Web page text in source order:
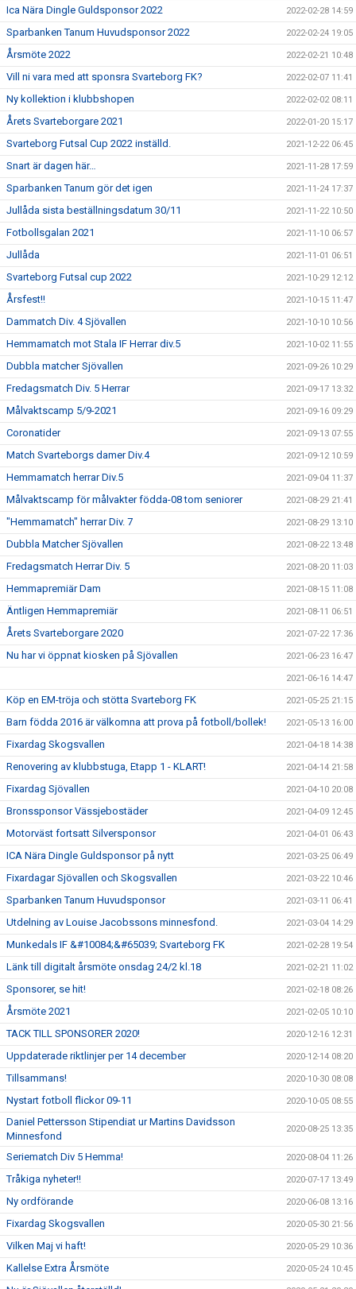
Ica Nära Dingle Guldsponsor 2022 2022-02-28 14:59
Sparbanken Tanum Huvudsponsor 2022 2022-02-24 19:05
Årsmöte 2022 2022-02-21 10:48
Vill ni vara med att sponsra Svarteborg FK? 2022-02-07 11:41
Ny kollektion i klubbshopen 2022-02-02 08:11
Årets Svarteborgare 2021 2022-01-20 15:17
Svarteborg Futsal Cup 2022 inställd. 2021-12-22 06:45
Snart är dagen här… 2021-11-28 17:59
Sparbanken Tanum gör det igen 2021-11-24 17:37
Jullåda sista beställningsdatum 30/11 2021-11-22 10:50
Fotbollsgalan 2021 2021-11-10 06:57
Jullåda 2021-11-01 06:51
Svarteborg Futsal cup 2022 2021-10-29 12:12
Årsfest!! 2021-10-15 11:47
Dammatch Div. 4 Sjövallen 2021-10-10 10:56
Hemmamatch mot Stala IF Herrar div.5 2021-10-02 11:55
Dubbla matcher Sjövallen 2021-09-26 10:29
Fredagsmatch Div. 5 Herrar 2021-09-17 13:32
Målvaktscamp 5/9-2021 2021-09-16 09:29
Coronatider 2021-09-13 07:55
Match Svarteborgs damer Div.4 2021-09-12 10:59
Hemmamatch herrar Div.5 2021-09-04 11:37
Målvaktscamp för målvakter födda-08 tom seniorer 2021-08-29 21:41
"Hemmamatch" herrar Div. 7 2021-08-29 13:10
Dubbla Matcher Sjövallen 2021-08-22 13:48
Fredagsmatch Herrar Div. 5 2021-08-20 11:03
Hemmapremiär Dam 2021-08-15 11:08
Äntligen Hemmapremiär 2021-08-11 06:51
Årets Svarteborgare 2020 2021-07-22 17:36
Nu har vi öppnat kiosken på Sjövallen 2021-06-23 16:47
2021-06-16 14:47
Köp en EM-tröja och stötta Svarteborg FK 2021-05-25 21:15
Barn födda 2016 är välkomna att prova på fotboll/bollek! 2021-05-13 16:00
Fixardag Skogsvallen 2021-04-18 14:38
Renovering av klubbstuga, Etapp 1 - KLART! 2021-04-14 21:58
Fixardag Sjövallen 2021-04-10 20:08
Bronssponsor Vässjebostäder 2021-04-09 12:45
Motorväst fortsatt Silversponsor 2021-04-01 06:43
ICA Nära Dingle Guldsponsor på nytt 2021-03-25 06:49
Fixardagar Sjövallen och Skogsvallen 2021-03-22 10:46
Sparbanken Tanum Huvudsponsor 2021-03-11 06:41
Utdelning av Louise Jacobssons minnesfond. 2021-03-04 14:29
Munkedals IF &#10084;&#65039; Svarteborg FK 2021-02-28 19:54
Länk till digitalt årsmöte onsdag 24/2 kl.18 2021-02-21 11:02
Sponsorer, se hit! 2021-02-18 08:26
Årsmöte 2021 2021-02-05 10:10
TACK TILL SPONSORER 2020! 2020-12-16 12:31
Uppdaterade riktlinjer per 14 december 2020-12-14 08:20
Tillsammans! 2020-10-30 08:08
Nystart fotboll flickor 09-11 2020-10-05 08:55
Daniel Pettersson Stipendiat ur Martins Davidsson
Minnesfond
2020-08-25 13:35
Seriematch Div 5 Hemma! 2020-08-04 11:26
Tråkiga nyheter!! 2020-07-17 13:49
Ny ordförande 2020-06-08 13:16
Fixardag Skogsvallen 2020-05-30 21:56
Vilken Maj vi haft! 2020-05-29 10:36
Kallelse Extra Årsmöte 2020-05-24 10:45